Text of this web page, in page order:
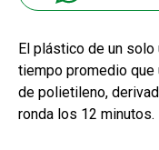
El plástico de un
tiempo promedio que
de polietileno,
ronda los 12 minutos.